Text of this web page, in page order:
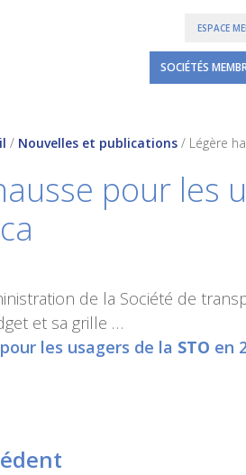
ESPACE
SOCIÉTÉS
/ Nouvelles et publications / Légère
pour les
de la Société de
et sa grille …
les usagers de la STO en